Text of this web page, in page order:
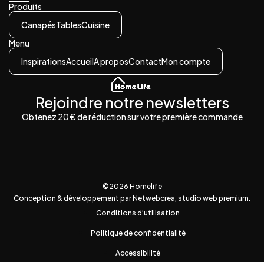
Produits
CanapésTablesCuisine
Menu
InspirationsAccueilA proposContactMon compte
Rejoindre notre newsletters
Obtenez 20 € de réduction sur votre première commande
©2026 Homelife
Conception & développement par Netwebcrea, studio web premium.
Conditions d’utilisation
Politique de confidentialité
Accessibilité